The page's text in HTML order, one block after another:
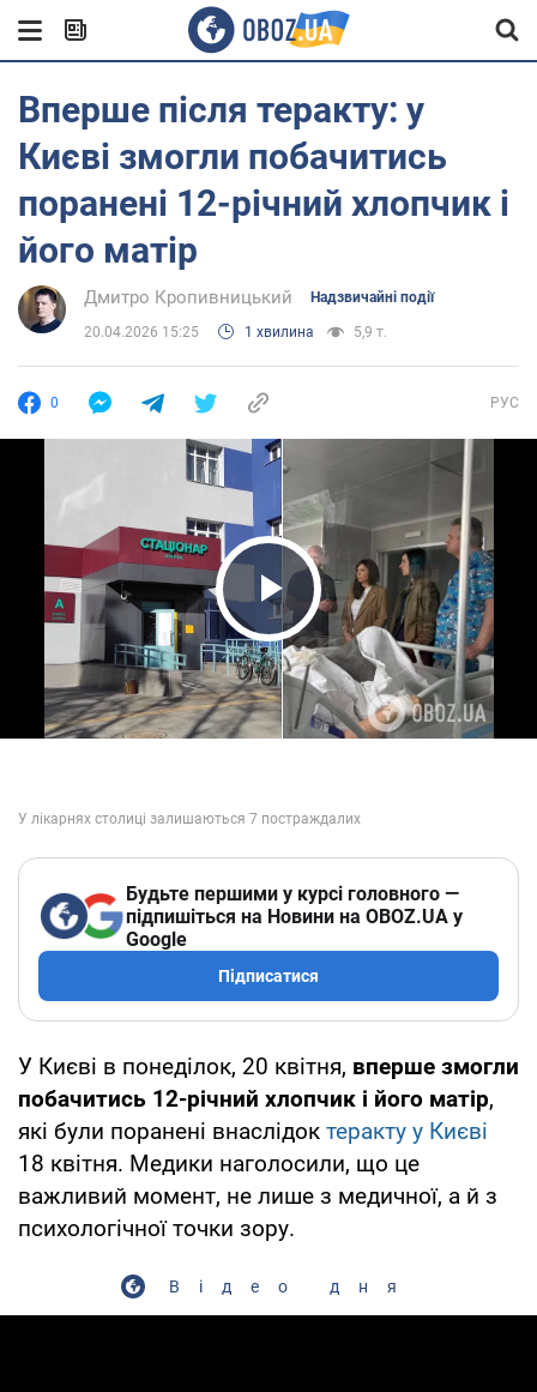
Вперше після теракту: у
Києві змогли побачитись
поранені 12-річний хлопчик і
його матір
Дмитро Кропивницький Надзвичайні події
20.04.2026 15:25 1 хвилина 5,9 т.
0 РУС
Play Video
Будьте першими у курсі головного —
підпишіться на Новини на OBOZ.UA у
Google
Підписатися
У Києві в понеділок, 20 квітня, вперше змогли
побачитись 12-річний хлопчик і його матір,
які були поранені внаслідок теракту у Києві
18 квітня. Медики наголосили, що це
важливий момент, не лише з медичної, а й з
психологічної точки зору.
Відео дня